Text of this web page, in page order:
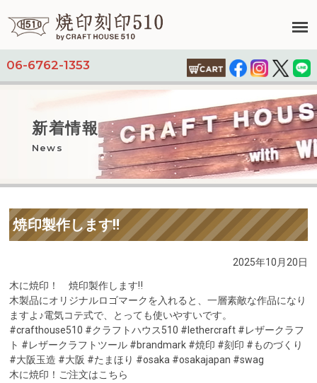
06-6762-1353
新着情報
News
焼印製作します‼︎
2025年10月20日
木に焼印！ 焼印製作します‼︎
木製品にオリジナルロゴマークを入れると、一層素敵な作品になり
ますよ♪電気コテ式で、 とっても使いやすいです。
#crafthouse510 #クラフトハウス510 #lethercraft #レザークラフ
ト #レザークラフトツール #brandmark #焼印 #刻印 #ものづくり
#大阪玉造 #大阪 #たまほり #osaka #osakajapan #swag
木に焼印！ご注文はこちら